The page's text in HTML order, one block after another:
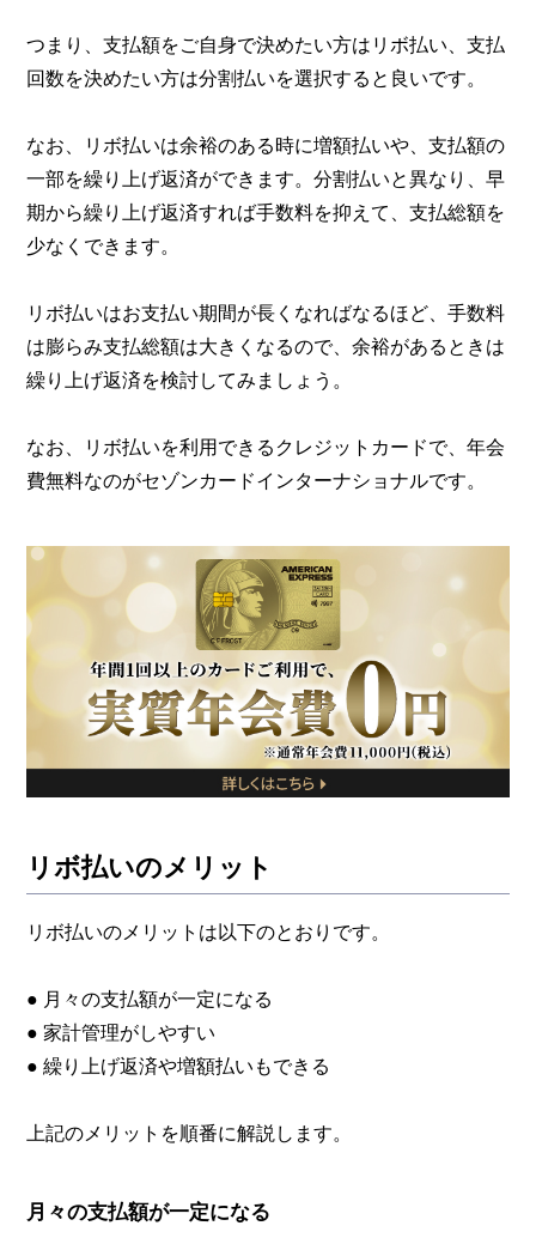
つまり、支払額をご自身で決めたい方はリボ払い、支払
回数を決めたい方は分割払いを選択すると良いです。
なお、リボ払いは余裕のある時に増額払いや、支払額の
一部を繰り上げ返済ができます。分割払いと異なり、早
期から繰り上げ返済すれば手数料を抑えて、支払総額を
少なくできます。
リボ払いはお支払い期間が長くなればなるほど、手数料
は膨らみ支払総額は大きくなるので、余裕があるときは
繰り上げ返済を検討してみましょう。
なお、リボ払いを利用できるクレジットカードで、年会
費無料なのがセゾンカードインターナショナルです。
リボ払いのメリット
リボ払いのメリットは以下のとおりです。
● 月々の支払額が一定になる
● 家計管理がしやすい
● 繰り上げ返済や増額払いもできる
上記のメリットを順番に解説します。
月々の支払額が一定になる